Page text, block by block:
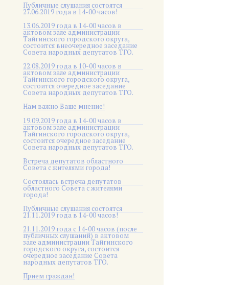
Публичные слушания состоятся
27.06.2019 года в 14-00 часов!
13.06.2019 года в 14-00 часов в
актовом зале администрации
Тайгинского городского округа,
состоится внеочередное заседание
Совета народных депутатов ТГО.
22.08.2019 года в 10-00 часов в
актовом зале администрации
Тайгинского городского округа,
состоится очередное заседание
Совета народных депутатов ТГО.
Нам важно Ваше мнение!
19.09.2019 года в 14-00 часов в
актовом зале администрации
Тайгинского городского округа,
состоится очередное заседание
Совета народных депутатов ТГО.
Встреча депутатов областного
Совета с жителями города!
Состоялась встреча депутатов
областного Совета с жителями
города!
Публичные слушания состоятся
21.11.2019 года в 14-00 часов!
21.11.2019 года с 14-00 часов (после
публичных слушаний) в актовом
зале администрации Тайгинского
городского округа, состоится
очередное заседание Совета
народных депутатов ТГО.
Прием граждан!